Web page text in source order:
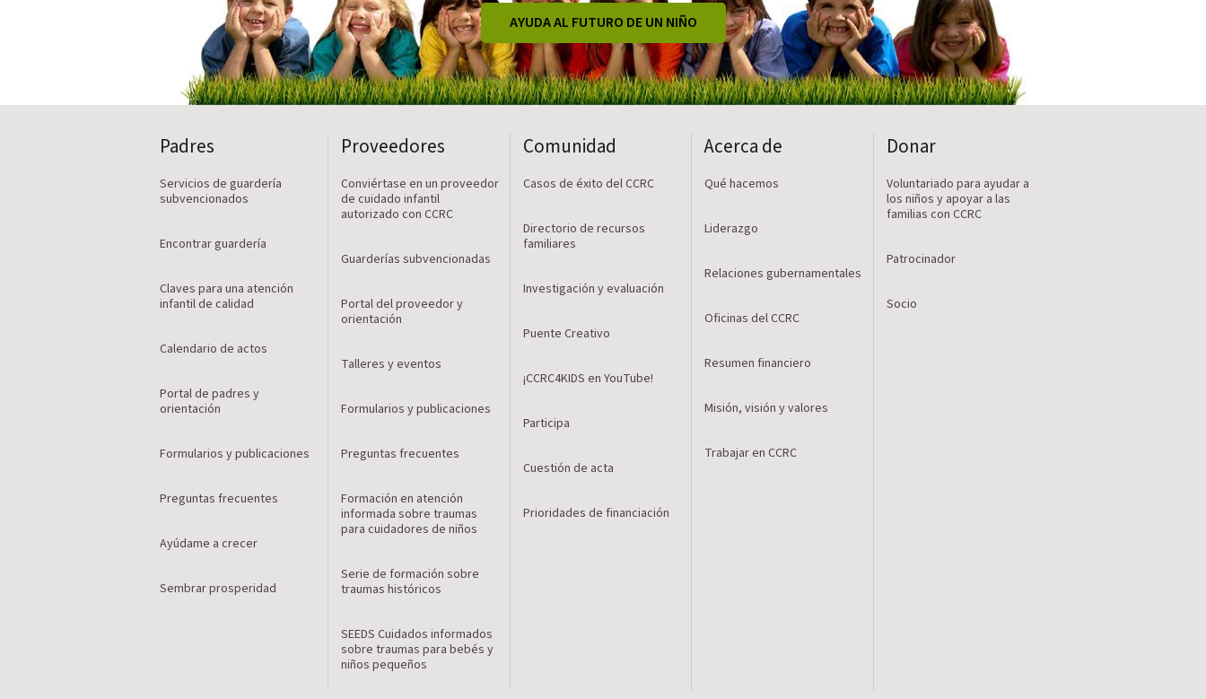
AYUDA AL FUTURO DE UN NIÑO
Padres
Servicios de guardería
subvencionados
Encontrar guardería
Claves para una atención
infantil de calidad
Calendario de actos
Portal de padres y
orientación
Formularios y publicaciones
Preguntas frecuentes
Ayúdame a crecer
Sembrar prosperidad
Proveedores
Conviértase en un proveedor
de cuidado infantil
autorizado con CCRC
Guarderías subvencionadas
Portal del proveedor y
orientación
Talleres y eventos
Formularios y publicaciones
Preguntas frecuentes
Formación en atención
informada sobre traumas
para cuidadores de niños
Serie de formación sobre
traumas históricos
SEEDS Cuidados informados
sobre traumas para bebés y
niños pequeños
Comunidad
Casos de éxito del CCRC
Directorio de recursos
familiares
Investigación y evaluación
Puente Creativo
¡CCRC4KIDS en YouTube!
Participa
Cuestión de acta
Prioridades de financiación
Acerca de
Qué hacemos
Liderazgo
Relaciones gubernamentales
Oficinas del CCRC
Resumen financiero
Misión, visión y valores
Trabajar en CCRC
Donar
Voluntariado para ayudar a
los niños y apoyar a las
familias con CCRC
Patrocinador
Socio